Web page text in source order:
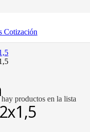
Cotización
productos en la lista